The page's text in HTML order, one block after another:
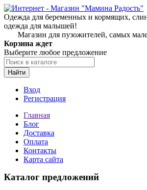
Одежда для беременных и кормящих,
одежда для малышей!
Магазин для пузожителей, самых
Корзина ждет
Выберите любое предложение
Найти
Вход
Регистрация
Главная
Блог
Доставка
Оплата
Контакты
Карта сайта
Каталог предложений